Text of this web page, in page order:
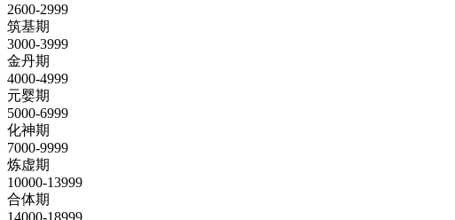
2600-2999
筑基期
3000-3999
金丹期
4000-4999
元婴期
5000-6999
化神期
7000-9999
炼虚期
10000-13999
合体期
14000-18999